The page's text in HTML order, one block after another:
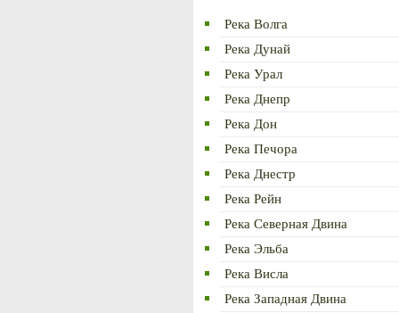
Река Волга
Река Дунай
Река Урал
Река Днепр
Река Дон
Река Печора
Река Днестр
Река Рейн
Река Северная Двина
Река Эльба
Река Висла
Река Западная Двина